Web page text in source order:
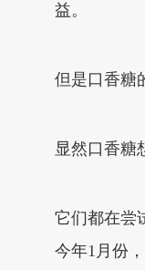
益。
但是口香糖
显然口香糖
它们都在尝
今年1月份